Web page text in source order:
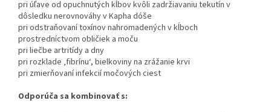
pri úľave od opuchnutých kĺbov kvôli zadržiavaniu tekutín v
dôsledku nerovnováhy v Kapha dóše
pri odstraňovaní toxínov nahromadených v kĺboch
prostredníctvom obličiek a moču
pri liečbe artritídy a dny
pri rozklade ‚fibrínu‘, bielkoviny na zrážanie krvi
pri zmierňovaní infekcií močových ciest
Odporúča sa kombinovať s: